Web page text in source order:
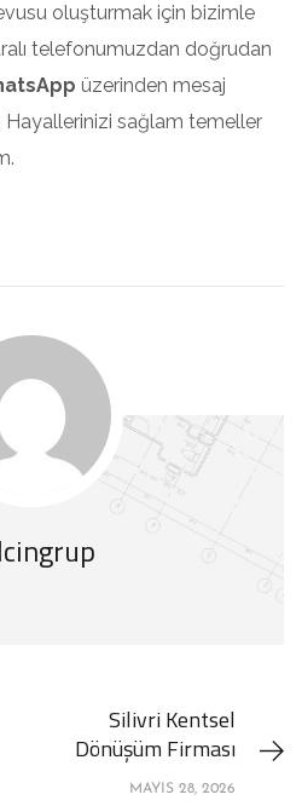
oluşturmak için bizimle
telefonumuzdan doğrudan
üzerinden mesaj
Hayallerinizi sağlam temeller
Silivri Kentsel
Dönüşüm Firması
MAYIS 28, 2026